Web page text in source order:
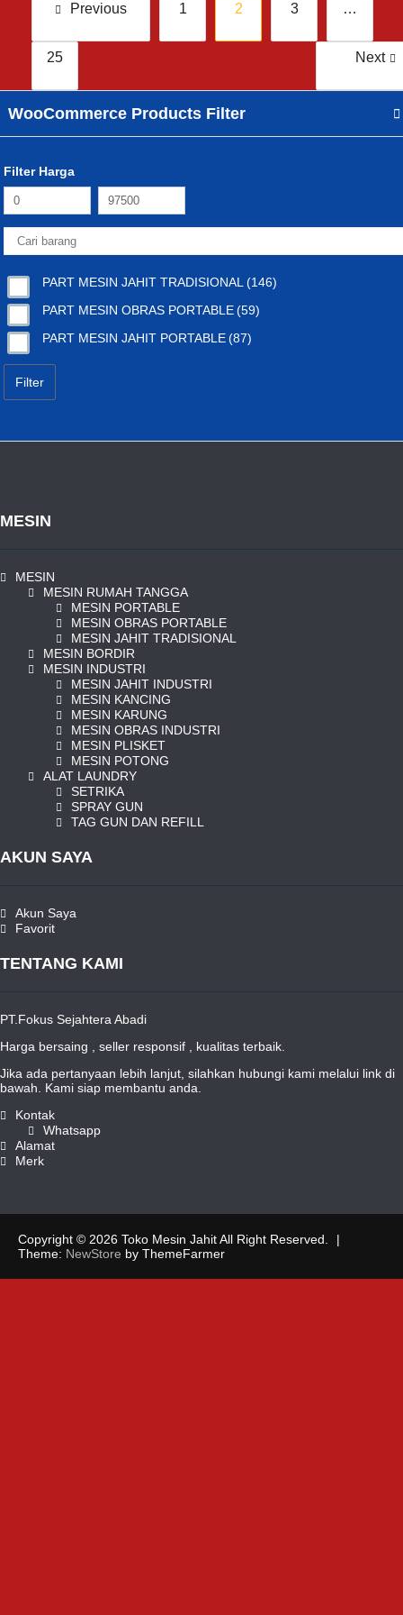
Previous 1 2 3 …
25 Next
WooCommerce Products Filter
Filter Harga
PART MESIN JAHIT TRADISIONAL (146)
PART MESIN OBRAS PORTABLE(59)
PART MESIN JAHIT PORTABLE(87)
Filter
MESIN
MESIN
MESIN RUMAH TANGGA
MESIN PORTABLE
MESIN OBRAS PORTABLE
MESIN JAHIT TRADISIONAL
MESIN BORDIR
MESIN INDUSTRI
MESIN JAHIT INDUSTRI
MESIN KANCING
MESIN KARUNG
MESIN OBRAS INDUSTRI
MESIN PLISKET
MESIN POTONG
ALAT LAUNDRY
SETRIKA
SPRAY GUN
TAG GUN DAN REFILL
AKUN SAYA
Akun Saya
Favorit
TENTANG KAMI
PT.Fokus Sejahtera Abadi
Harga bersaing , seller responsif , kualitas terbaik.
Jika ada pertanyaan lebih lanjut, silahkan hubungi kami melalui link di
bawah. Kami siap membantu anda.
Kontak
Whatsapp
Alamat
Merk
Copyright © 2026 Toko Mesin Jahit All Right Reserved.
|
Theme: NewStore by ThemeFarmer